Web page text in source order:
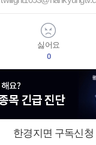
싫어요
0
한경지면 구독신청